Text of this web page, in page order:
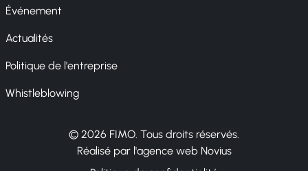
Événement
Actualités
Politique de l'entreprise
Whistleblowing
© 2026 FIMO. Tous droits réservés.
Réalisé par l'agence web Novius